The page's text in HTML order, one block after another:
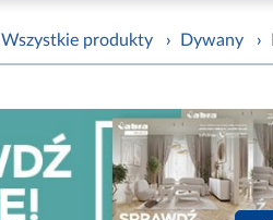
Wszystkie produkty › Dywany ›